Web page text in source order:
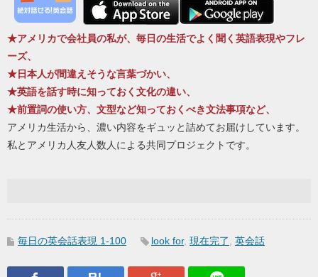
★アメリカで会社員の私が、毎日の生活でよく聞く英語表現やフレ
ーズ、
★日本人が間違えそうな言葉づかい、
★英語を話す時に知っておく文化の違い、
★前置詞の使い方、文型など知っておくべき文法事項など、
アメリカ生活から、濃い内容をギュッと詰めてお届けしています。
私とアメリカ人友人数人による共同プロジェクトです。
毎日の英会話表現 1-100 look for, 現在完了 英会話
Facebook はてなブックマークGoogle Plus